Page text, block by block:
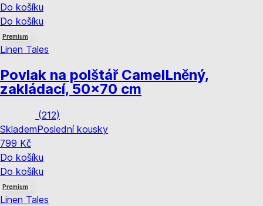
Do košíku
Do košíku
Premium
Linen Tales
Povlak na polštář CamelLněný,
zakládací, 50x70 cm
(212)
SklademPoslední kousky
799 Kč
Do košíku
Do košíku
Premium
Linen Tales